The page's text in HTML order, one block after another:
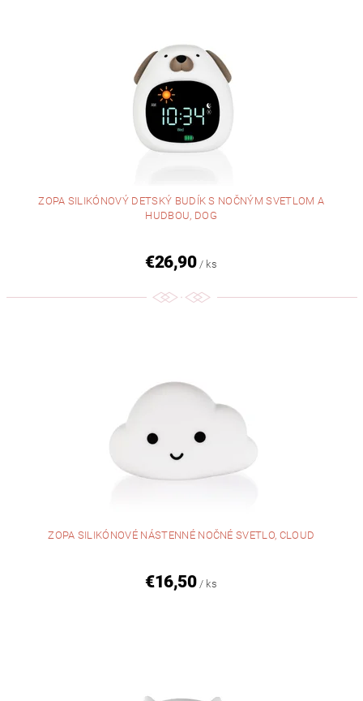
ZOPA SILIKÓNOVÝ DETSKÝ BUDÍK S NOČNÝM SVETLOM A
HUDBOU, DOG
€26,90 / ks
ZOPA SILIKÓNOVÉ NÁSTENNÉ NOČNÉ SVETLO, CLOUD
€16,50 / ks